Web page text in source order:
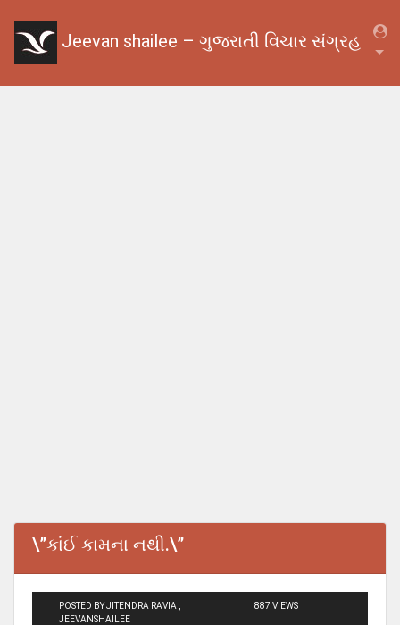
Jeevan shailee – ગુજરાતી વિચાર સંગ્રહ
\”કાંઈ કામના નથી.\”
POSTED BY JITENDRA RAVIA ,
JEEVANSHAILEE
887 VIEWS